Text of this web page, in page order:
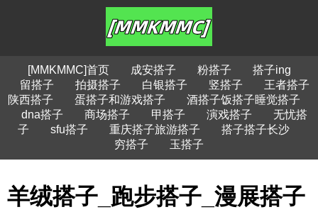
[MMKMMC]首页 成安搭子 粉搭子
搭子ing
留搭子
拍摄搭子 白银搭子 竖搭子
王者搭子
陕西搭子
蛋搭子和游戏搭子
酒搭子饭搭子睡觉搭子
dna搭子
商场搭子 甲搭子 演戏搭子
无忧搭
子
sfu搭子 重庆搭子旅游搭子
搭子搭子长沙
穷搭子
玉搭子
羊绒搭子_跑步搭子_漫展搭子